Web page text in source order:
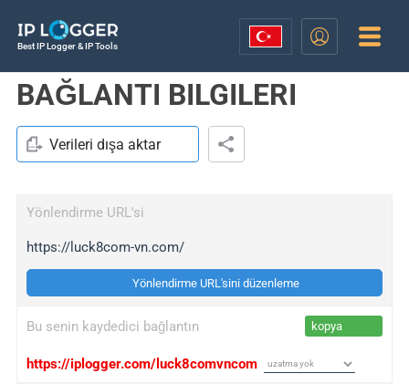
Best IP Logger & IP Tools
BAĞLANTI BILGILERI
Verileri dışa aktar
Yönlendirme URL'si
https://luck8com-vn.com/
Yönlendirme URL'sini düzenleme
Bu senin kaydedici bağlantın kopya
https://iplogger.com/luck8comvncom